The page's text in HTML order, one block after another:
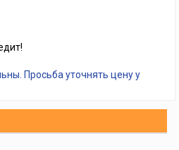
Просьба уточнять цену у